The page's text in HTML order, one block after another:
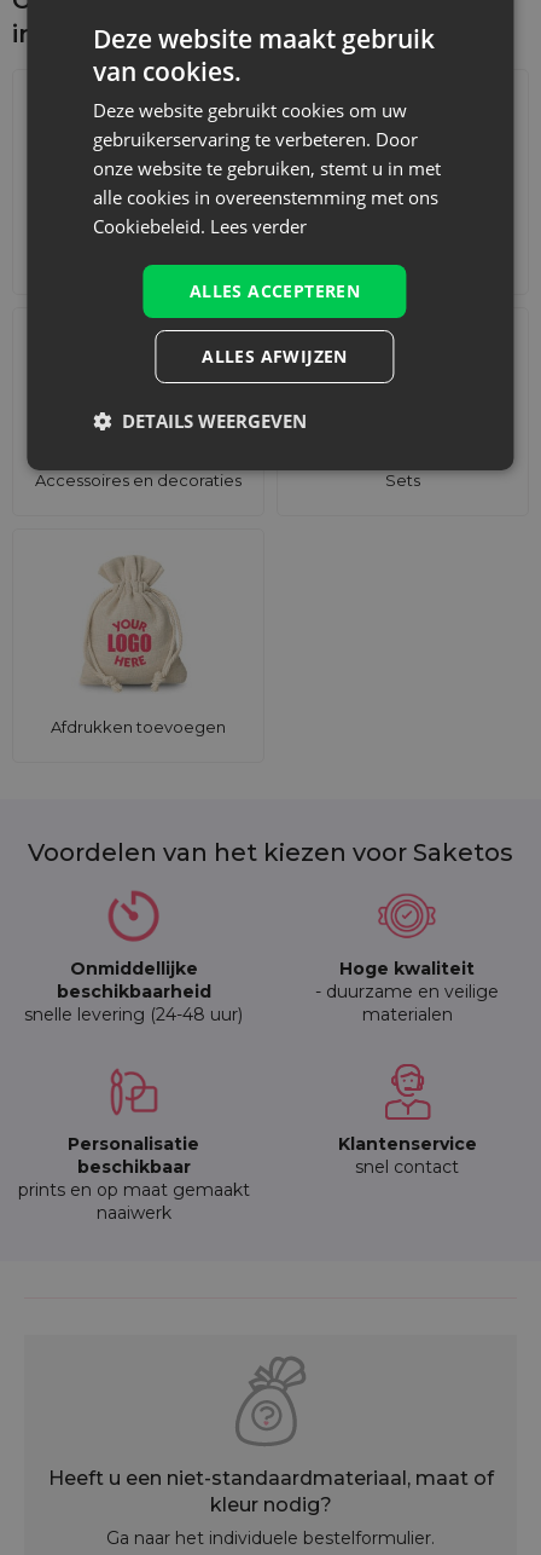
interesseren
Accessoires en decoraties Sets
Afdrukken toevoegen
Voordelen van het kiezen voor Saketos
Onmiddellijke
beschikbaarheid
snelle levering (24-48 uur)
Hoge kwaliteit
- duurzame en veilige
materialen
Personalisatie
beschikbaar
prints en op maat gemaakt
naaiwerk
Klantenservice
snel contact
Heeft u een niet-standaardmateriaal, maat of
kleur nodig?
Ga naar het individuele bestelformulier.
Deze website maakt gebruik
van cookies.
Deze website gebruikt cookies om uw
gebruikerservaring te verbeteren. Door
onze website te gebruiken, stemt u in met
alle cookies in overeenstemming met ons
Cookiebeleid. Lees verder
ALLES ACCEPTEREN
ALLES AFWIJZEN
DETAILS WEERGEVEN